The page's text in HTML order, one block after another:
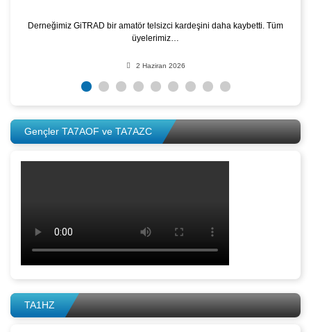
Derneğimiz GiTRAD bir amatör telsizci kardeşini daha kaybetti. Tüm
üyelerimiz…
2 Haziran 2026
Gençler TA7AOF ve TA7AZC
TA1HZ